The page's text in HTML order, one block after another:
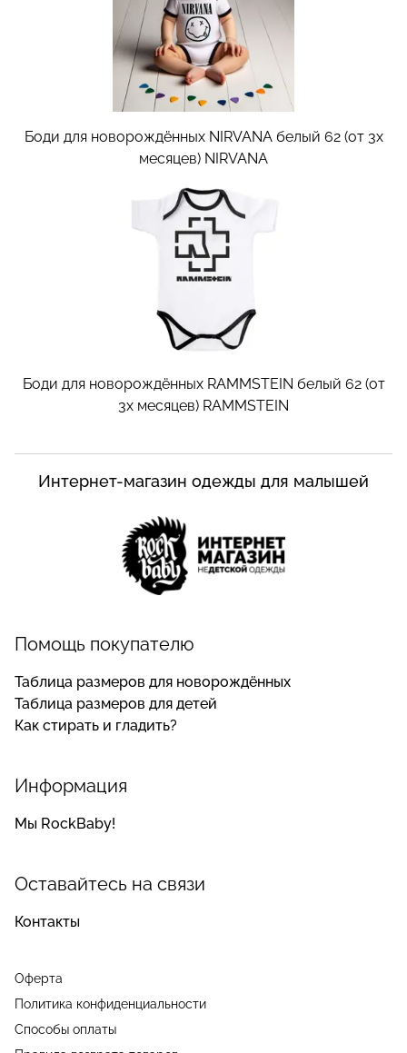
Боди для новорождённых NIRVANA белый 62 (от 3х
месяцев) NIRVANA
Боди для новорождённых RAMMSTEIN белый 62 (от
3х месяцев) RAMMSTEIN
Интернет-магазин одежды для малышей
Помощь покупателю
Таблица размеров для новорождённых
Таблица размеров для детей
Как стирать и гладить?
Информация
Мы RockBaby!
Оставайтесь на связи
Контакты
Оферта
Политика конфиденциальности
Способы оплаты